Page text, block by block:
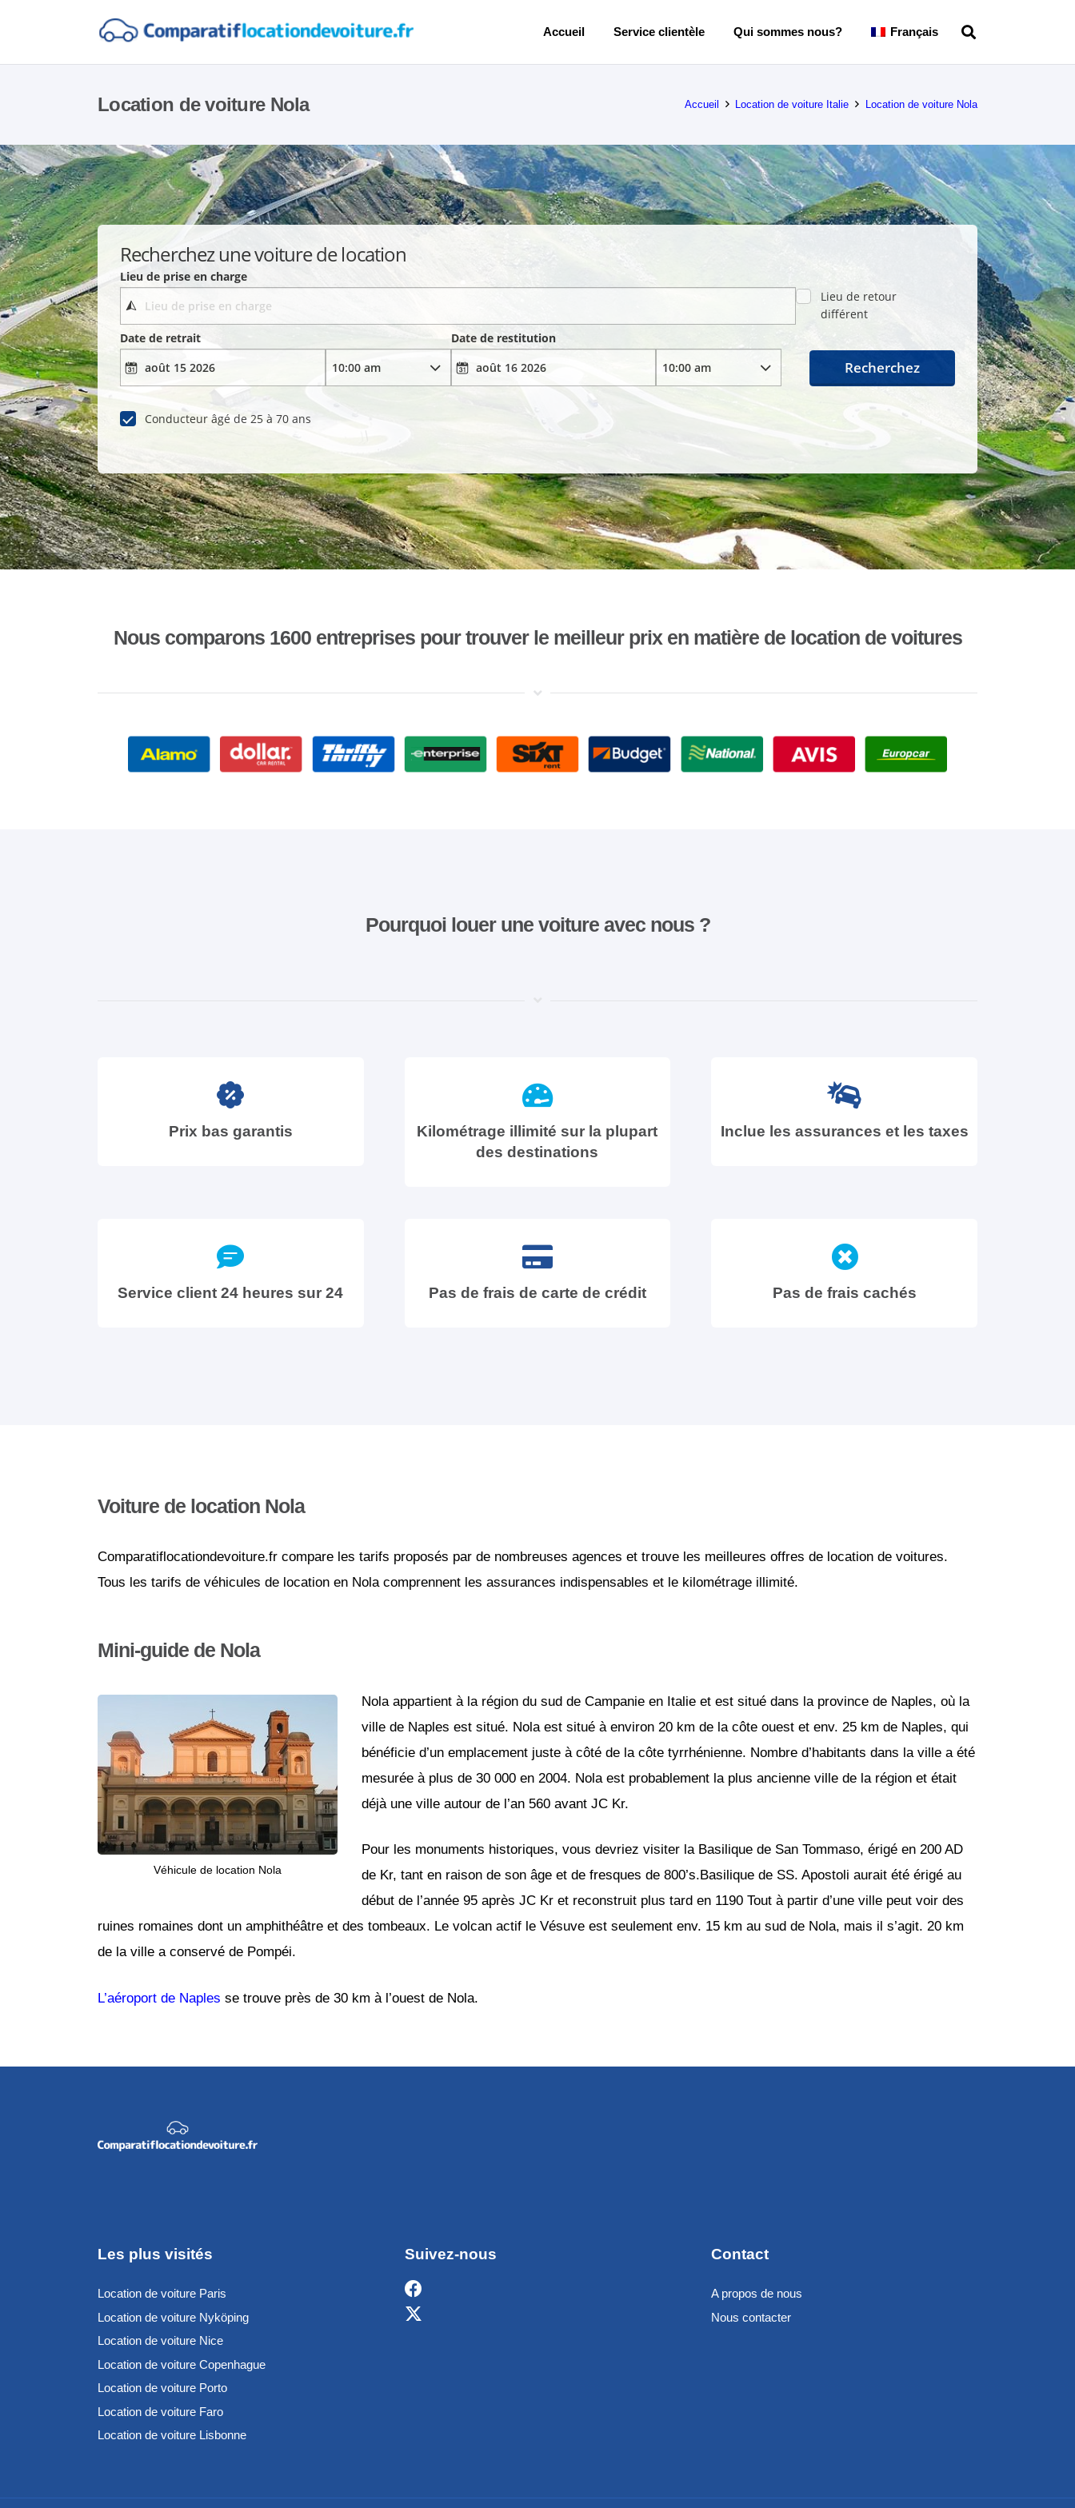
Accueil Service clientèle Qui sommes nous? Français
Location de voiture Nola Accueil Location de voiture Italie Location de voiture Nola
Recherchez une voiture de location
Lieu de prise en charge
Lieu de retour
différent
Date de retrait
Date de restitution
Conducteur âgé de 25 à 70 ans
Recherchez
Nous comparons 1600 entreprises pour trouver le meilleur prix en matière de location de voitures
Pourquoi louer une voiture avec nous ?
Prix bas garantis
Kilométrage illimité sur la plupart
des destinations
Inclue les assurances et les taxes
Service client 24 heures sur 24 Pas de frais de carte de crédit Pas de frais cachés
Voiture de location Nola
Comparatiflocationdevoiture.fr compare les tarifs proposés par de nombreuses agences et trouve les meilleures offres de location de voitures.
Tous les tarifs de véhicules de location en Nola comprennent les assurances indispensables et le kilométrage illimité.
Mini-guide de Nola
Véhicule de location Nola
Nola appartient à la région du sud de Campanie en Italie et est situé dans la province de Naples, où la
ville de Naples est situé. Nola est situé à environ 20 km de la côte ouest et env. 25 km de Naples, qui
bénéficie d’un emplacement juste à côté de la côte tyrrhénienne. Nombre d’habitants dans la ville a été
mesurée à plus de 30 000 en 2004. Nola est probablement la plus ancienne ville de la région et était
déjà une ville autour de l’an 560 avant JC Kr.
Pour les monuments historiques, vous devriez visiter la Basilique de San Tommaso, érigé en 200 AD
de Kr, tant en raison de son âge et de fresques de 800’s.Basilique de SS. Apostoli aurait été érigé au
début de l’année 95 après JC Kr et reconstruit plus tard en 1190 Tout à partir d’une ville peut voir des
ruines romaines dont un amphithéâtre et des tombeaux. Le volcan actif le Vésuve est seulement env. 15 km au sud de Nola, mais il s’agit. 20 km
de la ville a conservé de Pompéi.
L’aéroport de Naples se trouve près de 30 km à l’ouest de Nola.
Les plus visités
Location de voiture Paris
Location de voiture Nyköping
Location de voiture Nice
Location de voiture Copenhague
Location de voiture Porto
Location de voiture Faro
Location de voiture Lisbonne
Suivez-nous Contact
A propos de nous
Nous contacter